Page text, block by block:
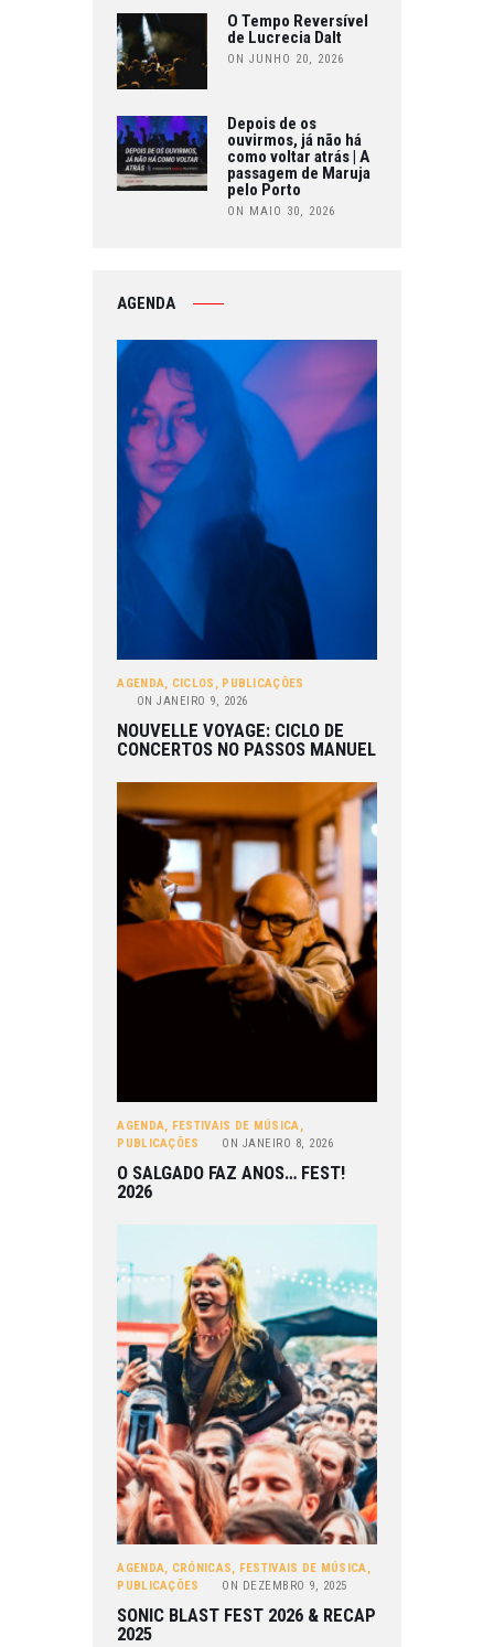
O Tempo Reversível
de Lucrecia Dalt
ON JUNHO 20, 2026
Depois de os
ouvirmos, já não há
como voltar atrás | A
passagem de Maruja
pelo Porto
ON MAIO 30, 2026
AGENDA
AGENDA, CICLOS , PUBLICAÇÕES
ON JANEIRO 9, 2026
NOUVELLE VOYAGE: CICLO DE
CONCERTOS NO PASSOS MANUEL
AGENDA, FESTIVAIS DE MÚSICA,
PUBLICAÇÕES
ON JANEIRO 8, 2026
O SALGADO FAZ ANOS… FEST!
2026
AGENDA, CRÓNICAS, FESTIVAIS DE MÚSICA,
PUBLICAÇÕES
ON DEZEMBRO 9, 2025
SONIC BLAST FEST 2026 & RECAP
2025